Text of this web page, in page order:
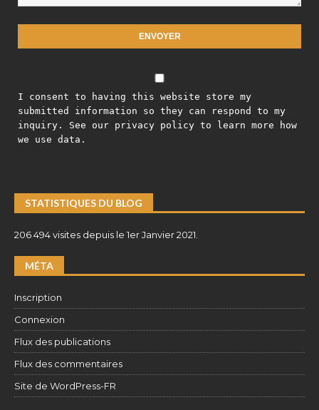
I consent to having this website store my
submitted information so they can respond to my
inquiry. See our privacy policy to learn more how
we use data.
STATISTIQUES DU BLOG
206 494 visites depuis le 1er Janvier 2021.
MÉTA
Inscription
Connexion
Flux des publications
Flux des commentaires
Site de WordPress-FR